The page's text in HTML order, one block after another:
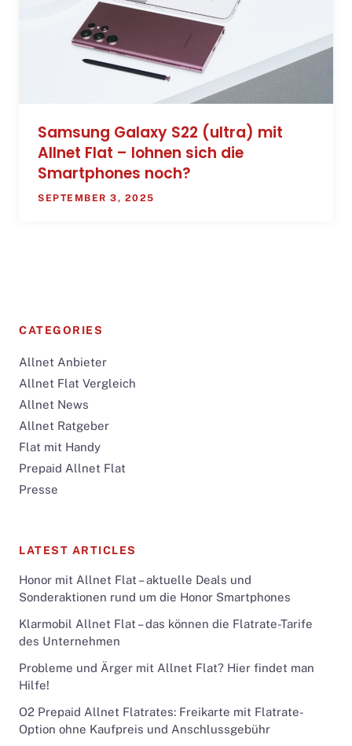
Samsung Galaxy S22 (ultra) mit
Allnet Flat – lohnen sich die
Smartphones noch?
SEPTEMBER 3, 2025
CATEGORIES
Allnet Anbieter
Allnet Flat Vergleich
Allnet News
Allnet Ratgeber
Flat mit Handy
Prepaid Allnet Flat
Presse
LATEST ARTICLES
Honor mit Allnet Flat – aktuelle Deals und
Sonderaktionen rund um die Honor Smartphones
Klarmobil Allnet Flat – das können die Flatrate-Tarife
des Unternehmen
Probleme und Ärger mit Allnet Flat? Hier findet man
Hilfe!
O2 Prepaid Allnet Flatrates: Freikarte mit Flatrate-
Option ohne Kaufpreis und Anschlussgebühr